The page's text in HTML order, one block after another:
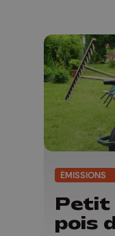
ÉMISSIONS
Petit
pois